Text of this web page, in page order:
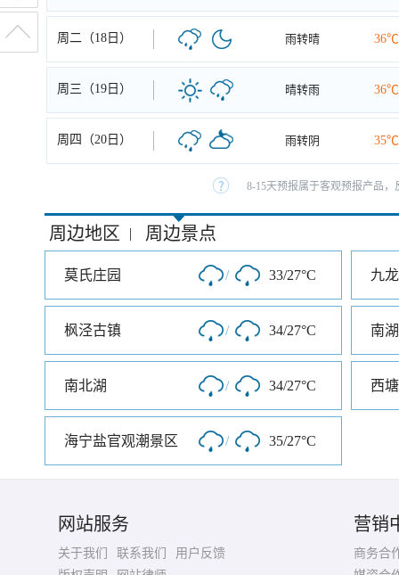
周二（18日） 雨转晴 36℃
周三（19日） 晴转雨 36℃
周四（20日） 雨转阴 35℃
8-15天预报属于客观预报产品
周边地区 | 周边景点
莫氏庄园 / 33/27°C 九
枫泾古镇 / 34/27°C 南
南北湖 / 34/27°C 西
海宁盐官观潮景区 / 35/27°C
网站服务
关于我们 联系我们
用户反馈
营销
商务合